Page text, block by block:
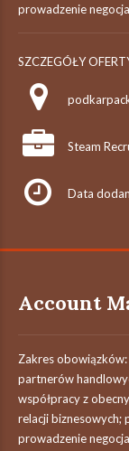
prowadzenie
SZCZEGÓŁY
Steam
Data
Account
Zakres
partnerów
współpracy z
relacji
prowadzenie